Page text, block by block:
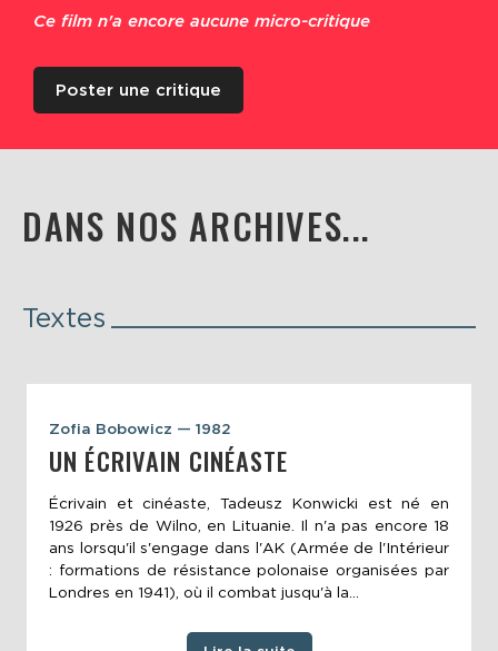
Ce film n'a encore aucune micro-critique
Poster une critique
DANS NOS ARCHIVES...
Textes
Zofia Bobowicz — 1982
UN ÉCRIVAIN CINÉASTE
Écrivain et cinéaste, Tadeusz Konwicki est né en
1926 près de Wilno, en Lituanie. Il n'a pas encore 18
ans lorsqu'il s'engage dans l'AK (Armée de l'Intérieur
: formations de résistance polonaise organisées par
Londres en 1941), où il combat jusqu'à la...